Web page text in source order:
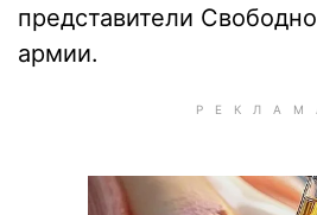
представители
армии.